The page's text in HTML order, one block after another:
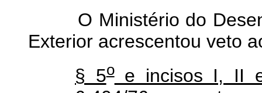
O Ministério do
Exterior acrescentou veto
§ 5oe incisos I, II